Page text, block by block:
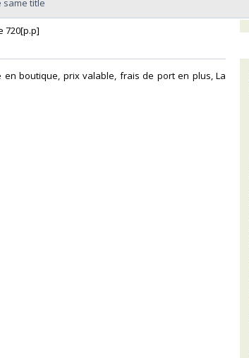
same title
720[p.p]
boutique, prix valable, frais de port en plus, La